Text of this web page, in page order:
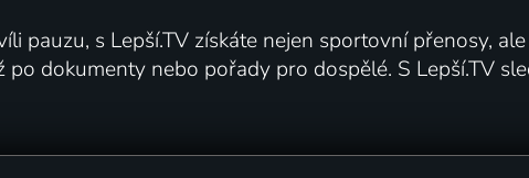
pauzu, s Lepší.TV získáte nejen sportovní přenosy,
dokumenty nebo pořady pro dospělé. S Lepší.TV